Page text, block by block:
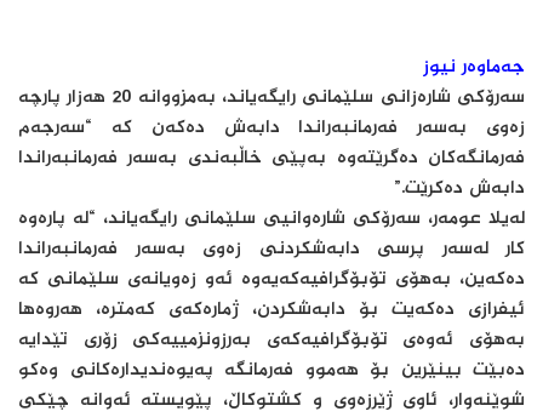
جەماوەر نیوز
سه‌رۆكی‌ شاره‌زانی‌ سلێمانی‌ رایگەیاند، به‌مزووانه‌ 20 هه‌زار پارچه‌
زه‌وی به‌سه‌ر فه‌رمانبه‌راندا دابه‌ش ده‌كه‌ن کە “سه‌رجه‌م
فه‌رمانگه‌كان ده‌گرێته‌وه‌ به‌پێی‌ خاڵبه‌ندی‌ به‌سه‌ر فه‌رمانبه‌راندا
دابه‌ش دەکرێت.”
له‌یلا عومه‌ر، سه‌رۆكی شاره‌وانیی سلێمانی رایگه‌یاند، “له‌ پاره‌وه‌
كار له‌سه‌ر پرسی‌ دابه‌شكردنی‌ زه‌وی به‌سه‌ر فه‌رمانبه‌راندا
ده‌كه‌ین، به‌هۆی‌ تۆبۆگرافیه‌كه‌یه‌وه‌ ئه‌و زه‌ویانه‌ی‌ سلێمانی‌ كه‌
ئیفرازی‌ ده‌كه‌یت بۆ دابه‌شكردن، ژماره‌كه‌ی‌ كه‌متره‌، هەروەها
به‌هۆی‌ ئه‌وه‌ی‌ تۆبۆگرافیه‌كه‌ی‌ به‌رزونزمییه‌كی‌ زۆری‌ تێدایه‌
ده‌بێت بینێرین بۆ هه‌موو فه‌رمانگه‌ په‌یوه‌ندیداره‌كانی‌ وه‌كو
شوێنه‌وار، ئاوی‌ ژێرزه‌وی‌ و كشتوكاڵ‌، پێویسته‌ ئه‌وانه‌ چێكی‌